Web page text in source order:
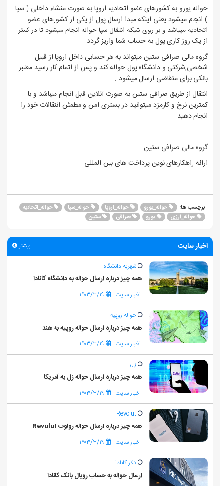
حواله یورو به کشورهای عضو اتحادیه اروپا به صورت منشاء داخلی ( سپا
) انجام میشود یعنی اینکه مبدا ارسال پول از یکی از کشورهای عضو
اتحادیه میباشد و بر روی شبکه انتقال سپا حواله انجام میشود تا در کمتر
از یک روز کاری پول به حساب شما واریز گردد .
گروه مالی صرافی ستین میتواند به هر حسابی داخل اروپا از قبیل
شخصی,شرکتی و دانشگاه پول حواله کند و پس از اتمام کار رسید معتبر
بانکی برای متقاضی ارسال میشود .
انتقال از طریق صرافی ستین به صورت آنلاین قابل انجام میباشد و با
کمترین نرخ و کارمزد میتوانید در بستری امن و مطمئن انتقالات خود را
انجام دهید .
گروه مالی صرافی ستین
ارائه راهکارهای نوین پرداخت های بین المللی
برچسب ها: حواله_یورو حواله_اروپا حواله_سپا
حواله_اتحادیه
حواله_ارزی
یورو صرافی ستین
اخبار سایت بیشتر
شهریه دانشگاه
همه چیز درباره ارسال حواله به دانشگاه کانادا
اخبار سایت ۱۴۰۳/۳/۱۹
حواله روپیه
همه چیز درباره ارسال حواله روپیه به هند
اخبار سایت ۱۴۰۳/۳/۱۹
زل
همه چیز درباره ارسال حواله زل به آمریکا
اخبار سایت ۱۴۰۳/۳/۱۹
Revolut
همه چیز درباره ارسال حواله رولوت Revolut
اخبار سایت ۱۴۰۳/۳/۱۹
دلار کانادا
ارسال حواله به حساب رویال بانک کانادا